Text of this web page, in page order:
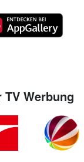
Werbung